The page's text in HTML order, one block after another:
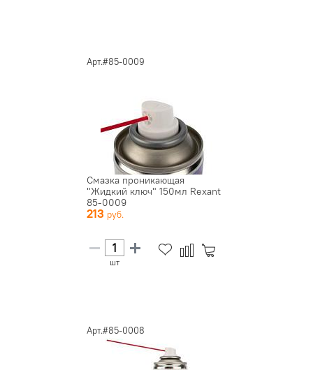
Арт.#85-0009
Смазка проникающая
"Жидкий ключ" 150мл Rexant
85-0009
213
шт
Арт.#85-0008